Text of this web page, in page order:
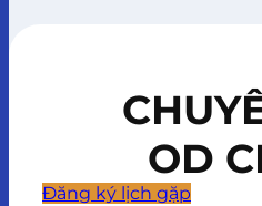
OD
Đăng ký lịch gặp